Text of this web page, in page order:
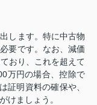
します。特に中古物
要です。なお、減価
おり、これを超えて
万円の場合、控除で
証明資料の確保や、
けましょう。